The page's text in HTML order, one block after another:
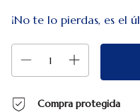
¡No te lo pierdas, es el
Compra protegida